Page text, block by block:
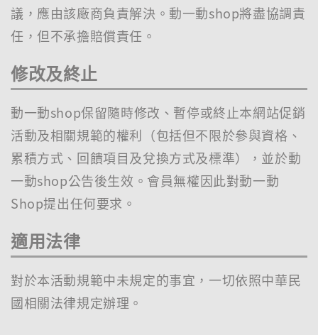
議，應由該廠商負責解決。動一動shop將盡協調責
任，但不承擔賠償責任。
修改及終止
動一動shop保留隨時修改、暫停或終止本網站促銷
活動及相關規範的權利（包括但不限於參與資格、
累積方式、回饋項目及兌換方式及標準），並於動
一動shop公告後生效。會員無權因此對動一動
Shop提出任何要求。
適用法律
對於本活動規範中未規定的事宜，一切依照中華民
國相關法律規定辦理。